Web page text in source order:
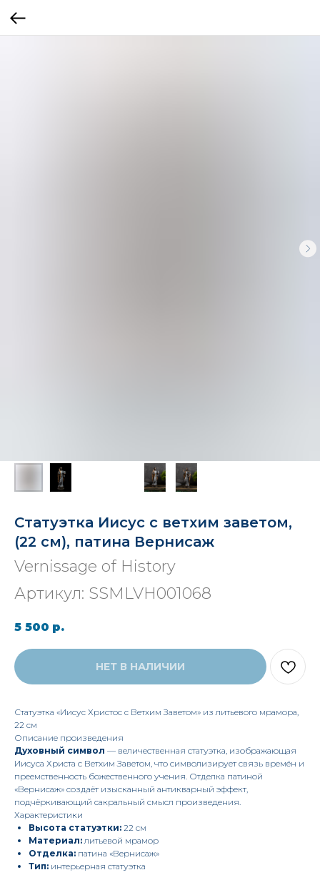
Статуэтка Иисус с ветхим заветом,
(22 см), патина Вернисаж
Vernissage of History
Артикул: SSMLVH001068
5 500 р.
НЕТ В НАЛИЧИИ
Статуэтка «Иисус Христос с Ветхим Заветом» из литьевого мрамора,
22 см
Описание произведения
Духовный символ — величественная статуэтка, изображающая
Иисуса Христа с Ветхим Заветом, что символизирует связь времён и
преемственность божественного учения. Отделка патиной
«Вернисаж» создаёт изысканный антикварный эффект,
подчёркивающий сакральный смысл произведения.
Характеристики
Высота статуэтки: 22 см
Материал:литьевой мрамор
Отделка: патина «Вернисаж»
Тип: интерьерная статуэтка